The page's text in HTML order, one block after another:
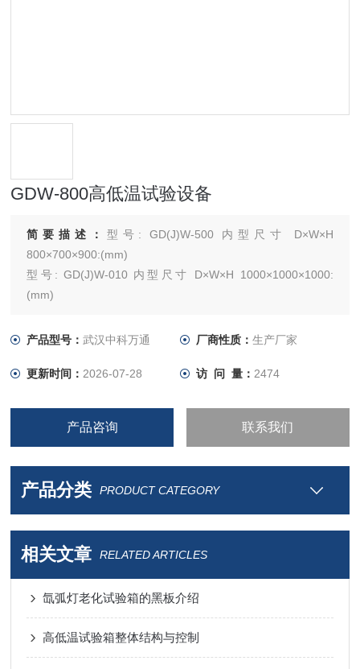
GDW-800高低温试验设备
简要描述： 型号: GD(J)W-500 内型尺寸 D×W×H
800×700×900:(mm)
型号: GD(J)W-010 内型尺寸 D×W×H 1000×1000×1000:
(mm)
产品型号：武汉中科万通 厂商性质： 生产厂家
更新时间： 2026-07-28 访 问 量： 2474
产品咨询 联系我们
产品分类 PRODUCT CATEGORY
相关文章 RELATED ARTICLES
氙弧灯老化试验箱的黑板介绍
高低温试验箱整体结构与控制